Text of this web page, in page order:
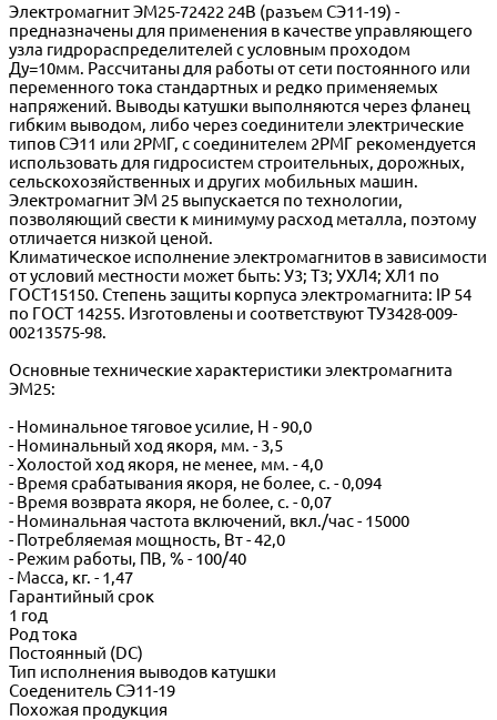
Электромагнит ЭМ25-72422 24В (разъем СЭ11-19) -
предназначены для применения в качестве управляющего
узла гидрораспределителей с условным проходом
Ду=10мм. Рассчитаны для работы от сети постоянного или
переменного тока стандартных и редко применяемых
напряжений. Выводы катушки выполняются через фланец
гибким выводом, либо через соединители электрические
типов СЭ11 или 2РМГ, с соединителем 2РМГ рекомендуется
использовать для гидросистем строительных, дорожных,
сельскохозяйственных и других мобильных машин.
Электромагнит ЭМ 25 выпускается по технологии,
позволяющий свести к минимуму расход металла, поэтому
отличается низкой ценой.
Климатическое исполнение электромагнитов в зависимости
от условий местности может быть: У3; Т3; УХЛ4; ХЛ1 по
ГОСТ15150. Степень защиты корпуса электромагнита: IP 54
по ГОСТ 14255. Изготовлены и соответствуют ТУ3428-009-
00213575-98.
Основные технические характеристики электромагнита
ЭМ25:
- Номинальное тяговое усилие, Н - 90,0
- Номинальный ход якоря, мм. - 3,5
- Холостой ход якоря, не менее, мм. - 4,0
- Время срабатывания якоря, не более, с. - 0,094
- Время возврата якоря, не более, с. - 0,07
- Номинальная частота включений, вкл./час - 15000
- Потребляемая мощность, Вт - 42,0
- Режим работы, ПВ, % - 100/40
- Масса, кг. - 1,47
Гарантийный срок
1 год
Род тока
Постоянный (DC)
Тип исполнения выводов катушки
Соеденитель СЭ11-19
Похожая продукция